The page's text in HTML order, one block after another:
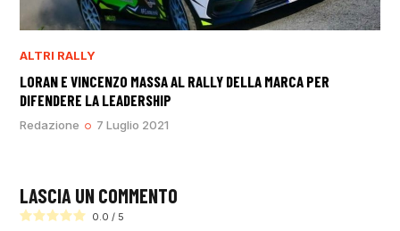
ALTRI RALLY
LORAN E VINCENZO MASSA AL RALLY DELLA MARCA PER
DIFENDERE LA LEADERSHIP
Redazione 7 Luglio 2021
LASCIA UN COMMENTO
0.0 / 5